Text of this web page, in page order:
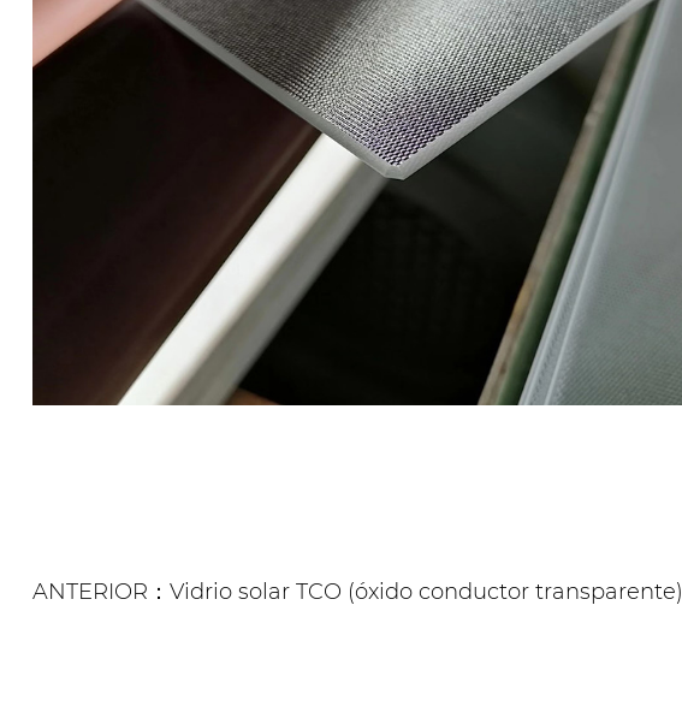
ANTERIOR：Vidrio solar TCO (óxido conductor transparente)